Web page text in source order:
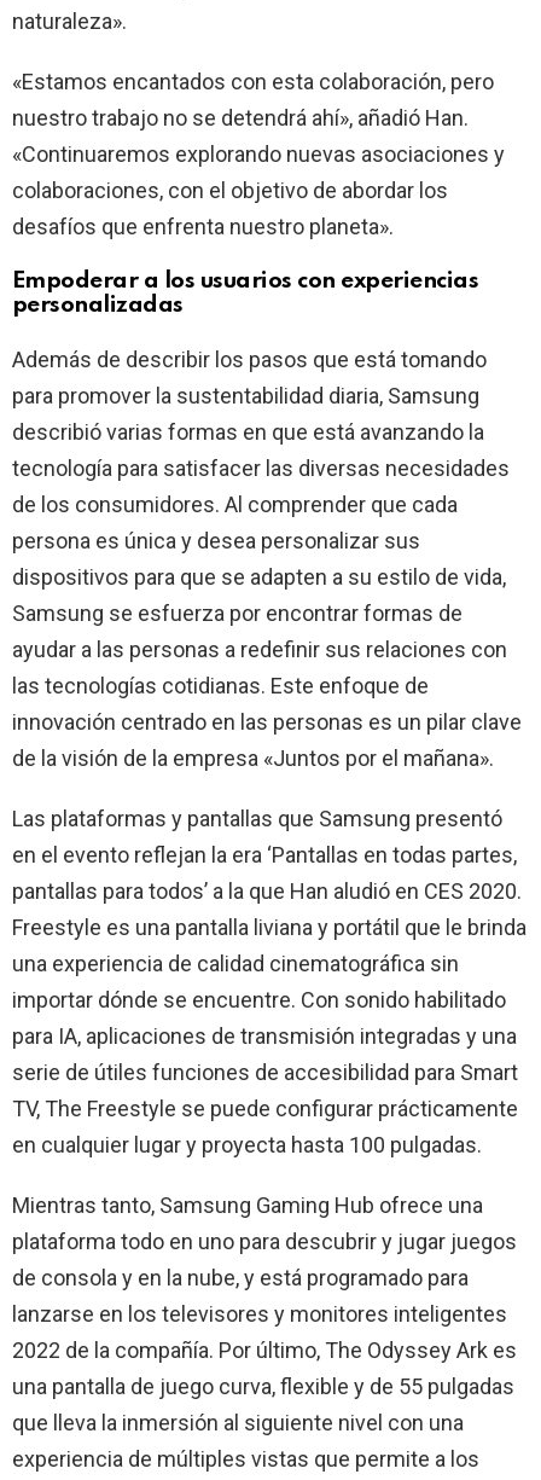
naturaleza».
«Estamos encantados con esta colaboración, pero
nuestro trabajo no se detendrá ahí», añadió Han.
«Continuaremos explorando nuevas asociaciones y
colaboraciones, con el objetivo de abordar los
desafíos que enfrenta nuestro planeta».
Empoderar a los usuarios con experiencias
personalizadas
Además de describir los pasos que está tomando
para promover la sustentabilidad diaria, Samsung
describió varias formas en que está avanzando la
tecnología para satisfacer las diversas necesidades
de los consumidores. Al comprender que cada
persona es única y desea personalizar sus
dispositivos para que se adapten a su estilo de vida,
Samsung se esfuerza por encontrar formas de
ayudar a las personas a redefinir sus relaciones con
las tecnologías cotidianas. Este enfoque de
innovación centrado en las personas es un pilar clave
de la visión de la empresa «Juntos por el mañana».
Las plataformas y pantallas que Samsung presentó
en el evento reflejan la era ‘Pantallas en todas partes,
pantallas para todos’ a la que Han aludió en CES 2020.
Freestyle es una pantalla liviana y portátil que le brinda
una experiencia de calidad cinematográfica sin
importar dónde se encuentre. Con sonido habilitado
para IA, aplicaciones de transmisión integradas y una
serie de útiles funciones de accesibilidad para Smart
TV, The Freestyle se puede configurar prácticamente
en cualquier lugar y proyecta hasta 100 pulgadas.
Mientras tanto, Samsung Gaming Hub ofrece una
plataforma todo en uno para descubrir y jugar juegos
de consola y en la nube, y está programado para
lanzarse en los televisores y monitores inteligentes
2022 de la compañía. Por último, The Odyssey Ark es
una pantalla de juego curva, flexible y de 55 pulgadas
que lleva la inmersión al siguiente nivel con una
experiencia de múltiples vistas que permite a los